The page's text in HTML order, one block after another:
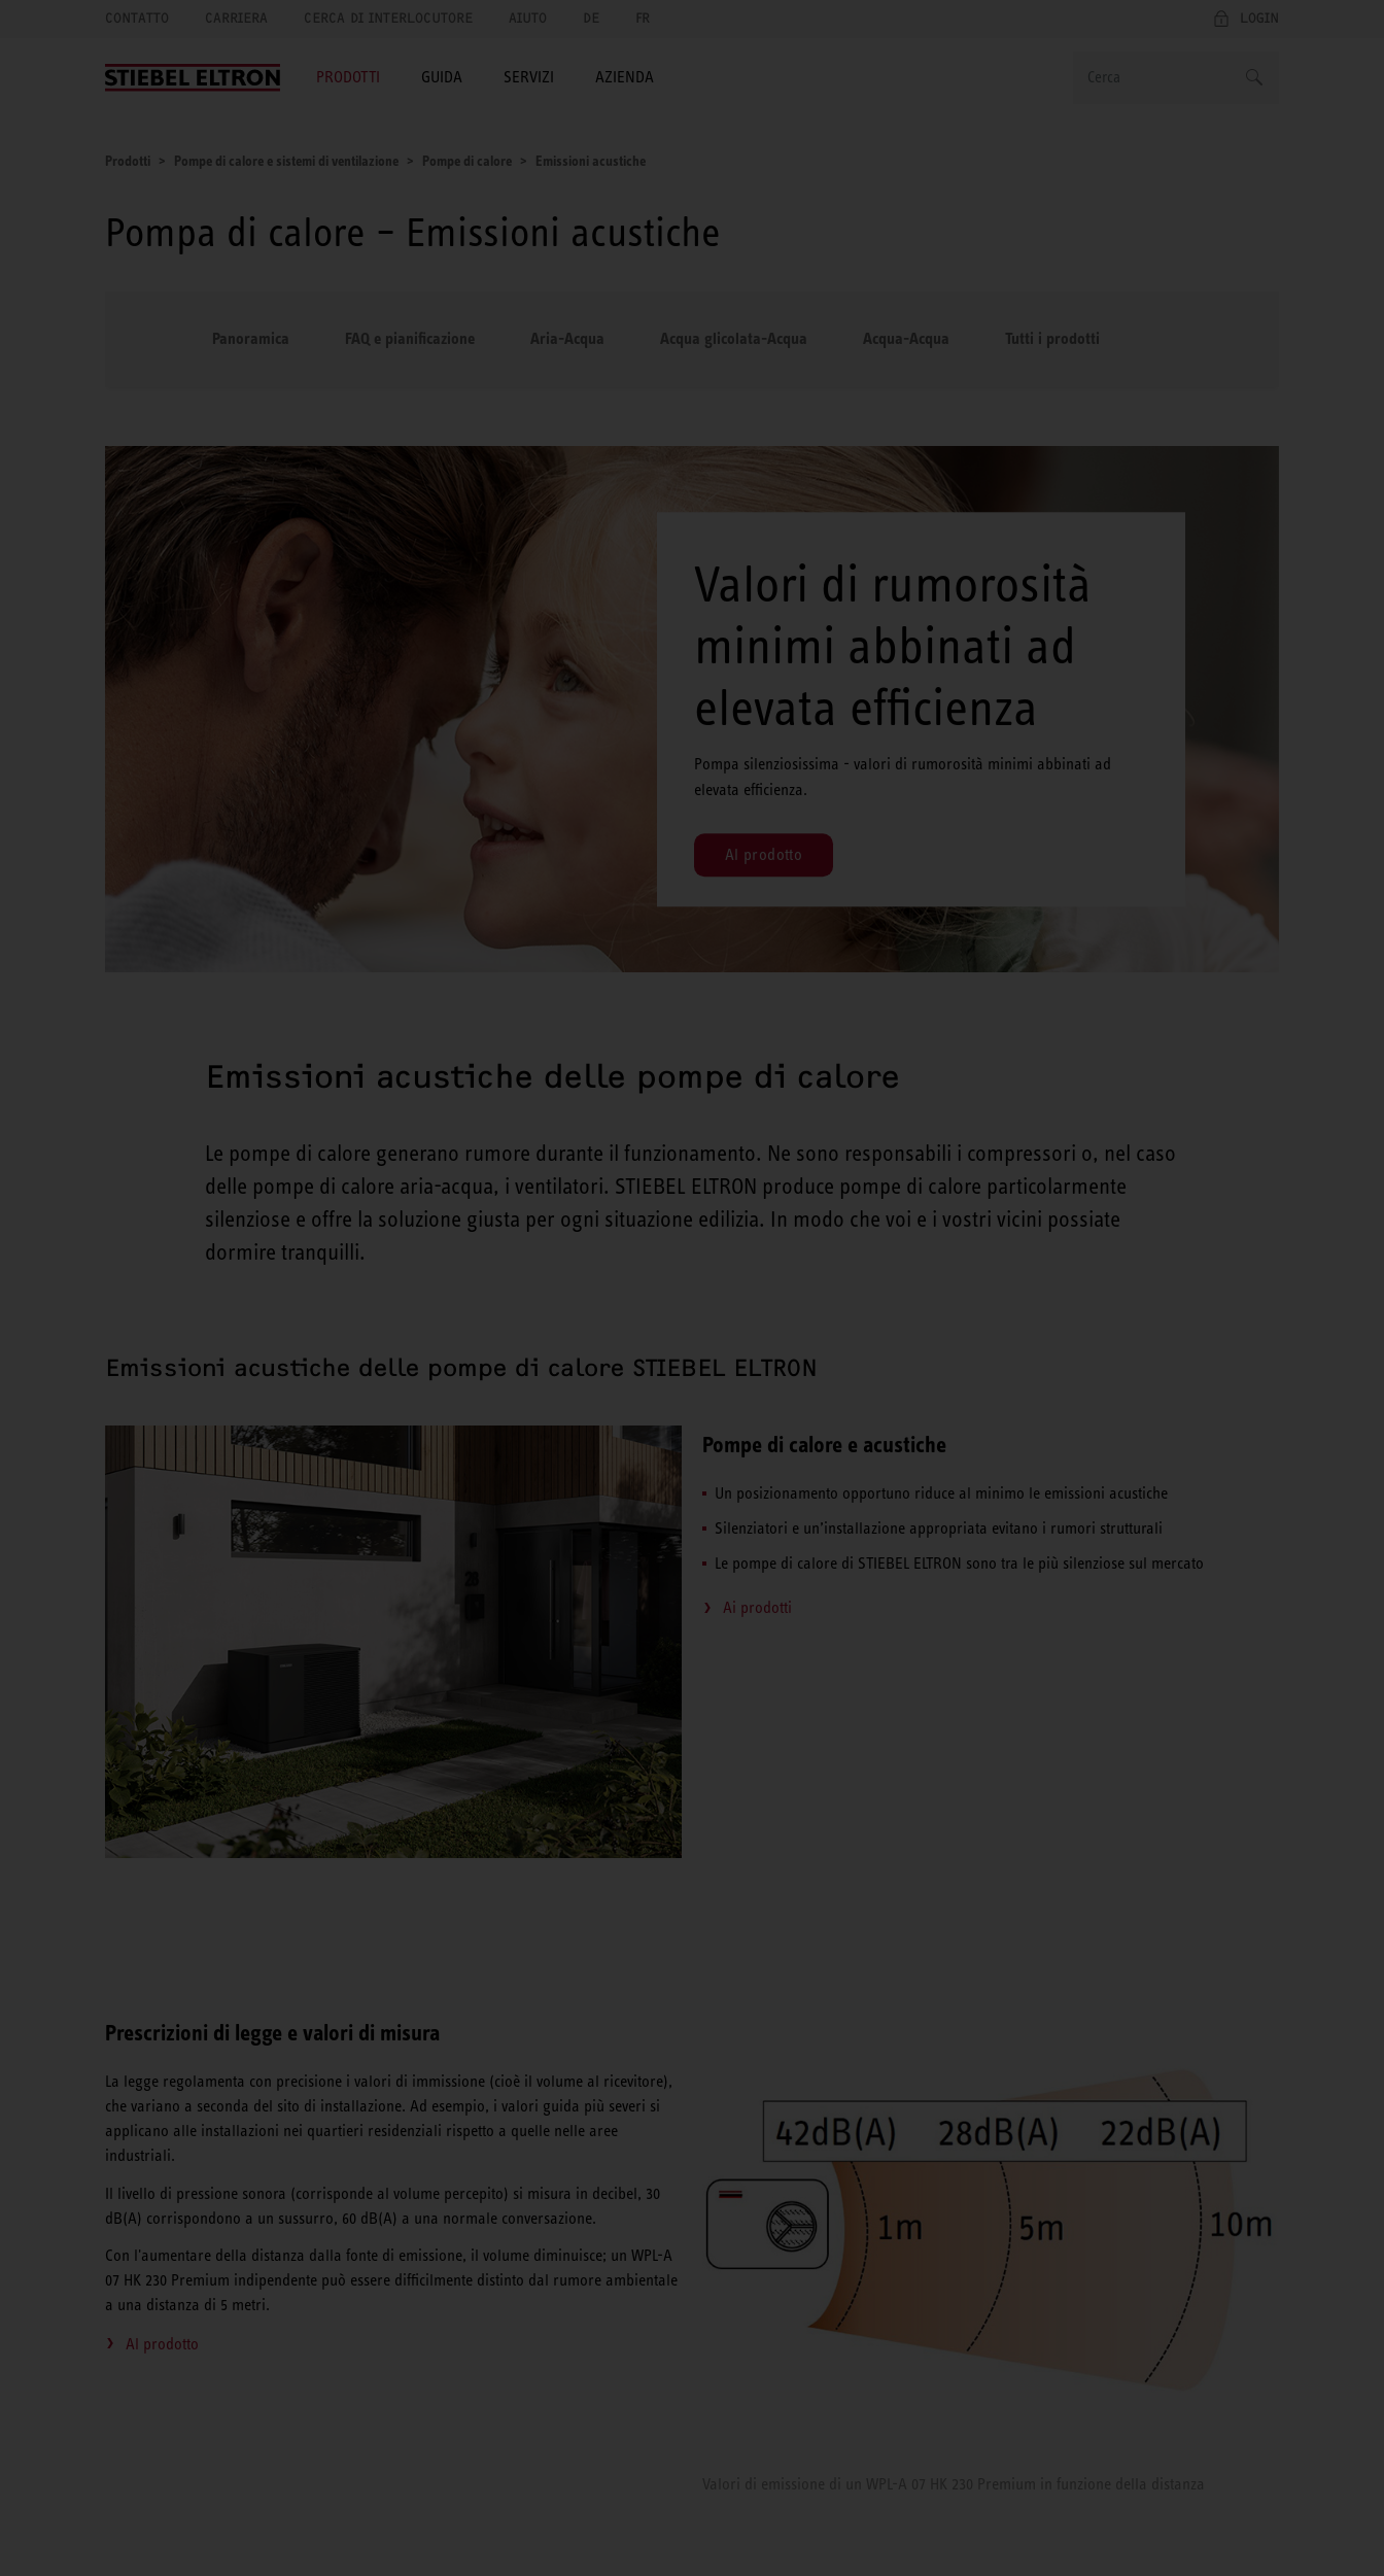
CONTATTO CARRIERA CERCA DI INTERLOCUTORE AIUTO DE FR LOGIN
PRODOTTI GUIDA SERVIZI AZIENDA
Prodotti Pompe di calore e sistemi di ventilazione Pompe di calore Emissioni acustiche
Pompa di calore – Emissioni acustiche
Panoramica FAQ e pianificazione Aria-Acqua Acqua glicolata-Acqua Acqua-Acqua Tutti i prodotti
Valori di rumorosità
minimi abbinati ad
elevata efficienza
Pompa silenziosissima - valori di rumorosità minimi abbinati ad
elevata efficienza.
Al prodotto
Emissioni acustiche delle pompe di calore
Le pompe di calore generano rumore durante il funzionamento. Ne sono responsabili i compressori o, nel caso
delle pompe di calore aria-acqua, i ventilatori. STIEBEL ELTRON produce pompe di calore particolarmente
silenziose e offre la soluzione giusta per ogni situazione edilizia. In modo che voi e i vostri vicini possiate
dormire tranquilli.
Emissioni acustiche delle pompe di calore STIEBEL ELTRON
Pompe di calore e acustiche
Un posizionamento opportuno riduce al minimo le emissioni acustiche
Silenziatori e un’installazione appropriata evitano i rumori strutturali
Le pompe di calore di STIEBEL ELTRON sono tra le più silenziose sul mercato
Ai prodotti
Prescrizioni di legge e valori di misura
La legge regolamenta con precisione i valori di immissione (cioè il volume al ricevitore),
che variano a seconda del sito di installazione. Ad esempio, i valori guida più severi si
applicano alle installazioni nei quartieri residenziali rispetto a quelle nelle aree
industriali.
Il livello di pressione sonora (corrisponde al volume percepito) si misura in decibel, 30
dB(A) corrispondono a un sussurro, 60 dB(A) a una normale conversazione.
Con l'aumentare della distanza dalla fonte di emissione, il volume diminuisce; un WPL-A
07 HK 230 Premium indipendente può essere difficilmente distinto dal rumore ambientale
a una distanza di 5 metri.
Al prodotto